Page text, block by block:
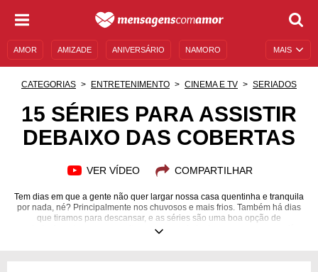
MAIS
AMOR AMIZADE ANIVERSÁRIO NAMORO
UNIVERSO FEMININO
MENSAGENS E FRASES MENSAGENS DE ANIVERSÁRIO
CATEGORIAS ENTRETENIMENTO CINEMA E TV SERIADOS
15 SÉRIES PARA ASSISTIR
DEBAIXO DAS COBERTAS
VER VÍDEO COMPARTILHAR
Tem dias em que a gente não quer largar nossa casa quentinha e tranquila
por nada, né? Principalmente nos chuvosos e mais frios. Também há dias
que tiramos para descansar, e as séries são uma boa opção de
entretenimento para aproveitarmos no conforto da nossa cama ou sofá.